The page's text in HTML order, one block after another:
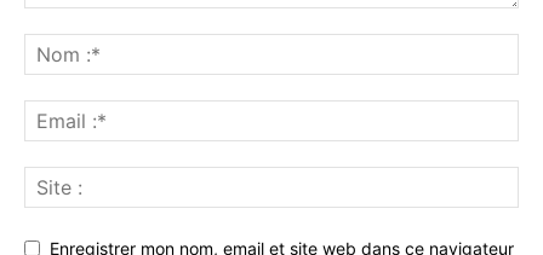
Enregistrer mon nom, email et site web dans ce navigateur